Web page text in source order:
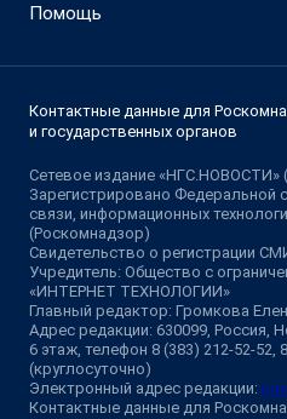
Помощь
Контактные данные для
и государственных органов
Сетевое издание «НГС.НОВОСТИ»
Зарегистрировано Федеральной
связи, информационных
(Роскомнадзор)
Свидетельство о регистрации
Учредитель: Общество с
«ИНТЕРНЕТ ТЕХНОЛОГИИ»
Главный редактор: Громкова
Адрес редакции: 630099, Россия,
6 этаж, телефон 8 (383) 212-52-52,
(круглосуточно)
Электронный адрес редакции:
Контактные данные для